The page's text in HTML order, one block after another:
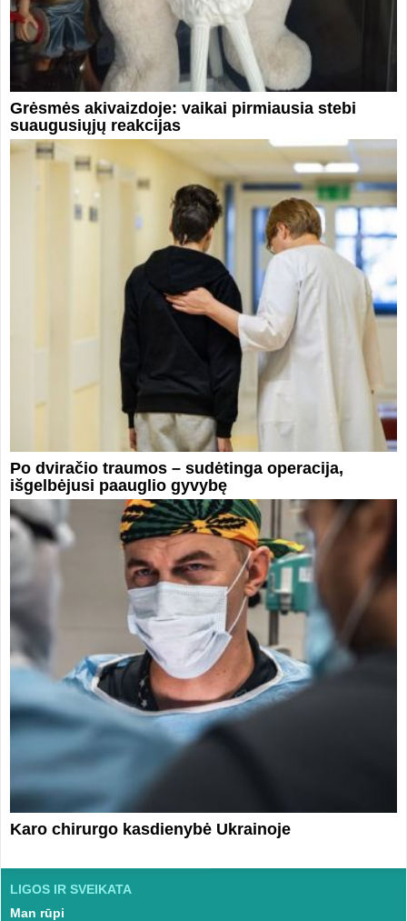
Grėsmės akivaizdoje: vaikai pirmiausia stebi
suaugusiųjų reakcijas
Po dviračio traumos – sudėtinga operacija,
išgelbėjusi paauglio gyvybę
Karo chirurgo kasdienybė Ukrainoje
LIGOS IR SVEIKATA
Man rūpi